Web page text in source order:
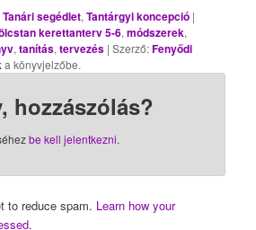
Tanári segédlet,Tantárgyi koncepció |
kerettanterv 5-6,módszerek,
,tanítás,tervezés | Szerző:Fenyődi
a könyvjelzőbe.
hozzászólás?
be kell jelentkezni.
to reduce spam. Learn how your